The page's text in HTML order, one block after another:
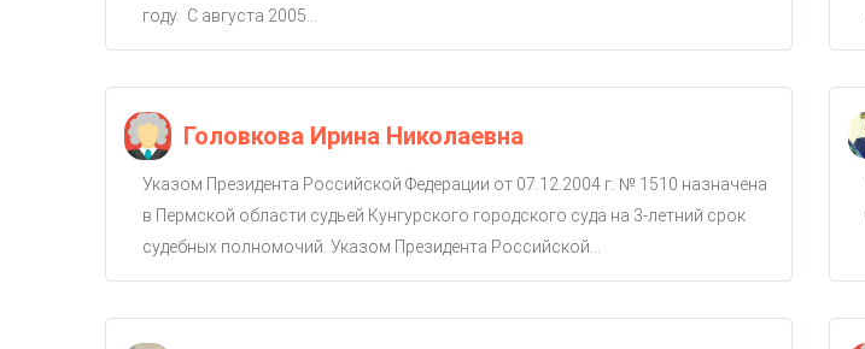
году. С августа 2005...
Головкова Ирина Николаевна
Указом Президента Российской Федерации от 07.12.2004 г. № 1510 назначена
в Пермской области судьей Кунгурского городского суда на 3-летний срок
судебных полномочий. Указом Президента Российской...